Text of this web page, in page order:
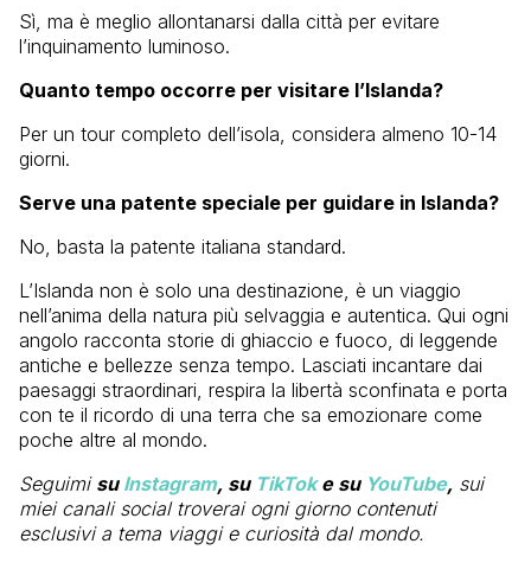
Sì, ma è meglio allontanarsi dalla città per evitare
l’inquinamento luminoso.
Quanto tempo occorre per visitare l’Islanda?
Per un tour completo dell’isola, considera almeno 10-14
giorni.
Serve una patente speciale per guidare in Islanda?
No, basta la patente italiana standard.
L’Islanda non è solo una destinazione, è un viaggio
nell’anima della natura più selvaggia e autentica. Qui ogni
angolo racconta storie di ghiaccio e fuoco, di leggende
antiche e bellezze senza tempo. Lasciati incantare dai
paesaggi straordinari, respira la libertà sconfinata e porta
con te il ricordo di una terra che sa emozionare come
poche altre al mondo.
Seguimi su Instagram, su TikToke su YouTube, sui
miei canali social troverai ogni giorno contenuti
esclusivi a tema viaggi e curiosità dal mondo.